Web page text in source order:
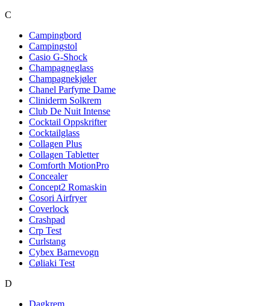
C
Campingbord
Campingstol
Casio G-Shock
Champagneglass
Champagnekjøler
Chanel Parfyme Dame
Cliniderm Solkrem
Club De Nuit Intense
Cocktail Oppskrifter
Cocktailglass
Collagen Plus
Collagen Tabletter
Comforth MotionPro
Concealer
Concept2 Romaskin
Cosori Airfryer
Coverlock
Crashpad
Crp Test
Curlstang
Cybex Barnevogn
Cøliaki Test
D
Dagkrem